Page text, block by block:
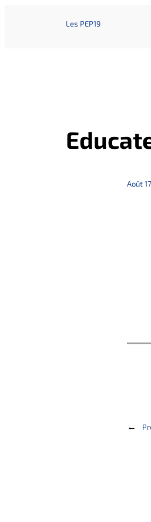
Les PEP19
Août
←